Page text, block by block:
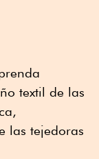
textil de las
las tejedoras